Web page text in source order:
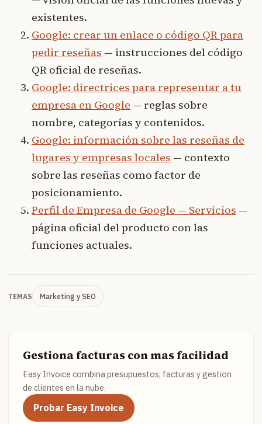
existentes.
Google: crear un enlace o código QR para
pedir reseñas — instrucciones del código
QR oficial de reseñas.
Google: directrices para representar a tu
empresa en Google — reglas sobre
nombre, categorías y contenidos.
Google: información sobre las reseñas de
lugares y empresas locales — contexto
sobre las reseñas como factor de
posicionamiento.
Perfil de Empresa de Google — Servicios —
página oficial del producto con las
funciones actuales.
TEMAS Marketing y SEO
Gestiona facturas con mas facilidad
Easy Invoice combina presupuestos, facturas y gestion
de clientes en la nube.
Probar Easy Invoice